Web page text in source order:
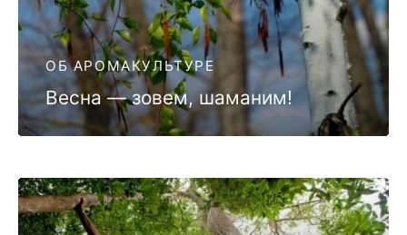
ОБ АРОМАКУЛЬТУРЕ
Весна — зовем, шаманим!